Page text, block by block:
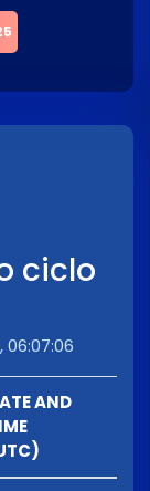
ciclo
06:07:06
AND